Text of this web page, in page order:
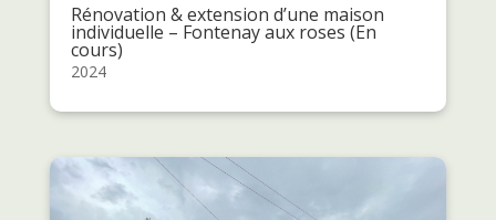
Rénovation & extension d’une maison
individuelle – Fontenay aux roses (En
cours)
2024